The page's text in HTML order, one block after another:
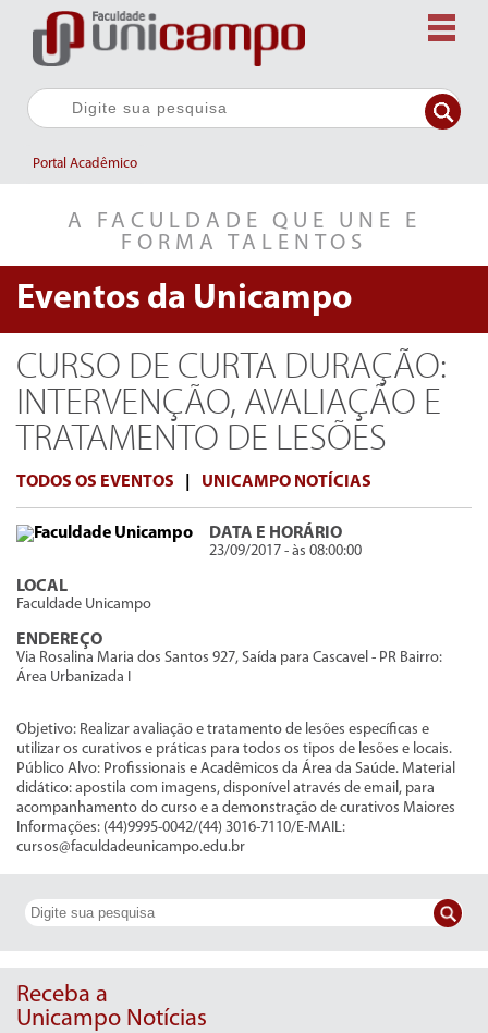
Portal Acadêmico
A FACULDADE QUE UNE E
FORMA TALENTOS
Eventos da Unicampo
CURSO DE CURTA DURAÇÃO:
INTERVENÇÃO, AVALIAÇÃO E
TRATAMENTO DE LESÕES
TODOS OS EVENTOS UNICAMPO NOTÍCIAS
DATA E HORÁRIO
23/09/2017 - às 08:00:00
LOCAL
Faculdade Unicampo
ENDEREÇO
Via Rosalina Maria dos Santos 927, Saída para Cascavel - PR Bairro:
Área Urbanizada I
Objetivo: Realizar avaliação e tratamento de lesões específicas e
utilizar os curativos e práticas para todos os tipos de lesões e locais.
Público Alvo: Profissionais e Acadêmicos da Área da Saúde. Material
didático: apostila com imagens, disponível através de email, para
acompanhamento do curso e a demonstração de curativos Maiores
Informações: (44)9995-0042/(44) 3016-7110/E-MAIL:
cursos@faculdadeunicampo.edu.br
Receba a
Unicampo Notícias